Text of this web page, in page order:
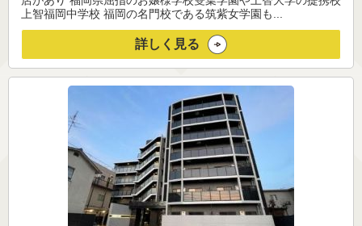
上智福岡中学校 福岡の名門校である筑紫女学園も...
詳しく見る